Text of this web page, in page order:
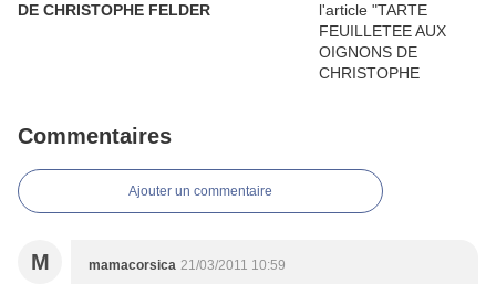
DE CHRISTOPHE FELDER
Commentaires
Ajouter un commentaire
M mamacorsica 21/03/2011 10:59